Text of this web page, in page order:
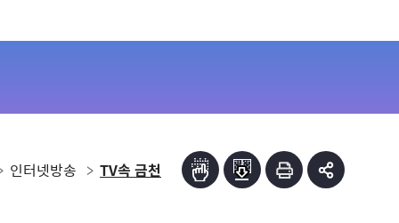
인터넷방송 TV속 금천